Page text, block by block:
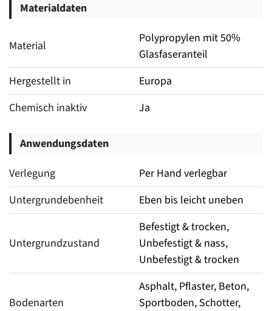
Materialdaten
Material
Polypropylen mit 50%
Glasfaseranteil
Hergestellt in
Europa
Chemisch inaktiv
Ja
Anwendungsdaten
Verlegung
Per Hand verlegbar
Untergrundebenheit
Eben bis leicht uneben
Untergrundzustand
Befestigt & trocken,
Unbefestigt & nass,
Unbefestigt & trocken
Bodenarten
Asphalt, Pflaster, Beton,
Sportboden, Schotter,